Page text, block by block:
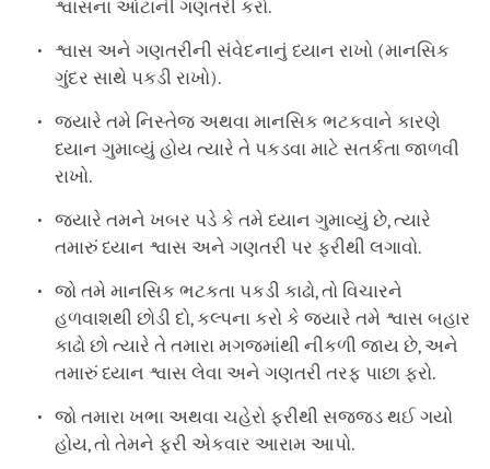
શ્વાસના આંટાની ગણતરી કરો.
શ્વાસ અને ગણતરીની સંવેદનાનું ધ્યાન રાખો (માનસિક
ગુંદર સાથે પકડી રાખો).
જ્યારે તમે નિસ્તેજ અથવા માનસિક ભટકવાને કારણે
ધ્યાન ગુમાવ્યું હોય ત્યારે તે પકડવા માટે સતર્કતા જાળવી
રાખો.
જ્યારે તમને ખબર પડે કે તમે ધ્યાન ગુમાવ્યું છે, ત્યારે
તમારું ધ્યાન શ્વાસ અને ગણતરી પર ફરીથી લગાવો.
જો તમે માનસિક ભટકતા પકડી કાઢો, તો વિચારને
હળવાશથી છોડી દો, કલ્પના કરો કે જ્યારે તમે શ્વાસ બહાર
કાઢો છો ત્યારે તે તમારા મગજમાંથી નીકળી જાય છે, અને
તમારું ધ્યાન શ્વાસ લેવા અને ગણતરી તરફ પાછા ફરો.
જો તમારા ખભા અથવા ચહેરો ફરીથી સજ્જડ થઈ ગયો
હોય, તો તેમને ફરી એકવાર આરામ આપો.